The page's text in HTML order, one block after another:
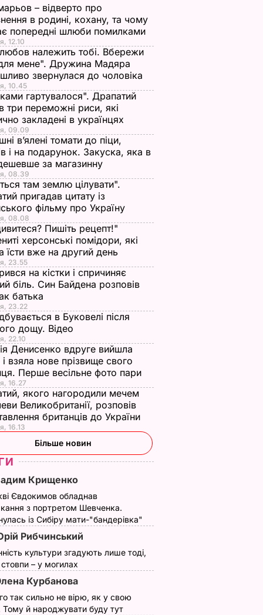
– відверто про
в родині, кохану, та чому
попередні шлюби помилками
12.10
належить тобі. Вбережи
мене". Дружина Мадяра
звернулася до чоловіка
10.45
гартувалося". Драпатий
три переможні риси, які
закладені в українцях
09.09
в’ялені томати до піци,
і на подарунок. Закуска, яка в
за магазинну
08.39
там землю цілувати".
пригадав цитату із
фільму про Україну
08.08
Пишіть рецепт!"
херсонські помідори, які
їсти вже на другий день
23.55
на кістки і спричиняє
біль. Син Байдена розповів
батька
23.22
в Буковелі після
дощу. Відео
22.10
Денисенко вдруге вийшла
взяла нове прізвище свого
Перше весільне фото пари
16.27
якого нагородили мечем
Великобританії, розповів
британців до України
16.13
Більше новин
Крищенко
Євдокимов обладнав
з портретом Шевченка.
із Сибіру мати-"бандерівка"
Рибчинський
культури згадують лише тоді,
стовпи – у могилах
Курбанова
так сильно не вірю, як у свою
Тому й народжувати буду тут